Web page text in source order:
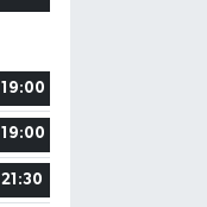
19:00
19:00
21:30